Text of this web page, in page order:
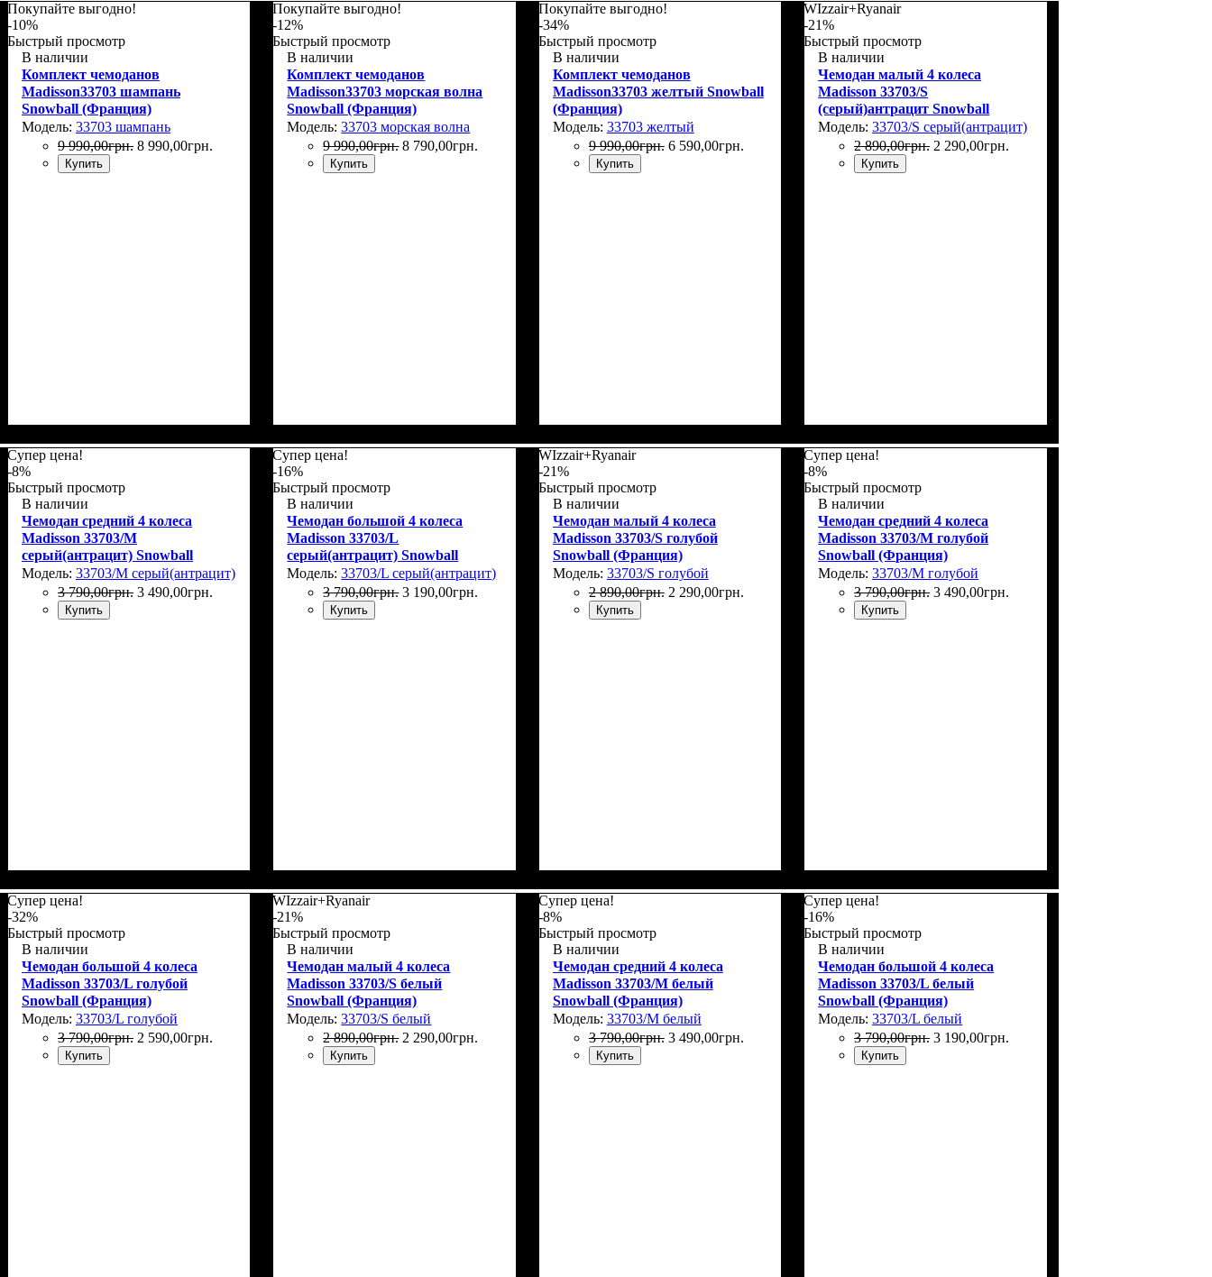
Покупайте выгодно!
-10%
Быстрый просмотр
В наличии
Комплект чемоданов
Madisson33703 шампань
Snowball (Франция)
Модель: 33703 шампань
9 990,00грн. 8 990,00грн.
Купить
Покупайте выгодно!
-12%
Быстрый просмотр
В наличии
Комплект чемоданов
Madisson33703 морская волна
Snowball (Франция)
Модель:33703 морская волна
9 990,00грн. 8 790,00грн.
Купить
Покупайте выгодно!
-34%
Быстрый просмотр
В наличии
Комплект чемоданов
Madisson33703 желтый Snowball
(Франция)
Модель: 33703 желтый
9 990,00грн. 6 590,00грн.
Купить
WIzzair+Ryanair
-21%
Быстрый просмотр
В наличии
Чемодан малый 4 колеса
Madisson 33703/S
(серый)антрацит Snowball
(Франция)
Модель:33703/S серый(антрацит)
2 890,00грн. 2 290,00грн.
Купить
Супер цена!
-8%
Быстрый просмотр
В наличии
Чемодан средний 4 колеса
Madisson 33703/M
серый(антрацит) Snowball
(Франция)
Модель: 33703/M серый(антрацит)
3 790,00грн. 3 490,00грн.
Купить
Супер цена!
-16%
Быстрый просмотр
В наличии
Чемодан большой 4 колеса
Madisson 33703/L
серый(антрацит) Snowball
(Франция)
Модель:33703/L серый(антрацит)
3 790,00грн. 3 190,00грн.
Купить
WIzzair+Ryanair
-21%
Быстрый просмотр
В наличии
Чемодан малый 4 колеса
Madisson 33703/S голубой
Snowball (Франция)
Модель: 33703/S голубой
2 890,00грн. 2 290,00грн.
Купить
Супер цена!
-8%
Быстрый просмотр
В наличии
Чемодан средний 4 колеса
Madisson 33703/M голубой
Snowball (Франция)
Модель:33703/M голубой
3 790,00грн. 3 490,00грн.
Купить
Супер цена!
-32%
Быстрый просмотр
В наличии
Чемодан большой 4 колеса
Madisson 33703/L голубой
Snowball (Франция)
Модель: 33703/L голубой
3 790,00грн. 2 590,00грн.
Купить
WIzzair+Ryanair
-21%
Быстрый просмотр
В наличии
Чемодан малый 4 колеса
Madisson 33703/S белый
Snowball (Франция)
Модель:33703/S белый
2 890,00грн. 2 290,00грн.
Купить
Супер цена!
-8%
Быстрый просмотр
В наличии
Чемодан средний 4 колеса
Madisson 33703/M белый
Snowball (Франция)
Модель: 33703/M белый
3 790,00грн. 3 490,00грн.
Купить
Супер цена!
-16%
Быстрый просмотр
В наличии
Чемодан большой 4 колеса
Madisson 33703/L белый
Snowball (Франция)
Модель:33703/L белый
3 790,00грн. 3 190,00грн.
Купить